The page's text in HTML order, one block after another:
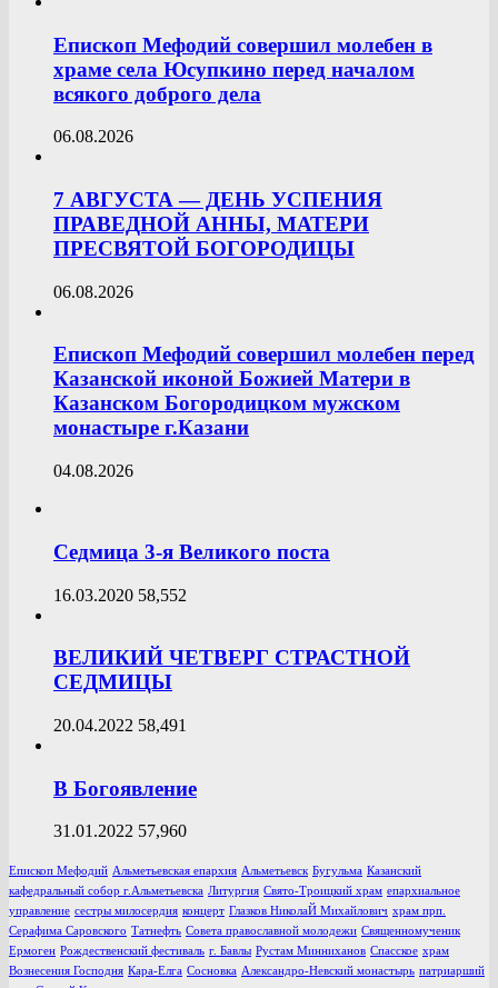
Епископ Мефодий совершил молебен в
храме села Юсупкино перед началом
всякого доброго дела
06.08.2026
7 АВГУСТА — ДЕНЬ УСПЕНИЯ
ПРАВЕДНОЙ АННЫ, МАТЕРИ
ПРЕСВЯТОЙ БОГОРОДИЦЫ
06.08.2026
Епископ Мефодий совершил молебен перед
Казанской иконой Божией Матери в
Казанском Богородицком мужском
монастыре г.Казани
04.08.2026
Седмица 3-я Великого поста
16.03.2020 58,552
ВЕЛИКИЙ ЧЕТВЕРГ СТРАСТНОЙ
СЕДМИЦЫ
20.04.2022 58,491
В Богоявление
31.01.2022 57,960
Епископ Мефодий Альметьевская епархия Альметьевск Бугульма Казанский
кафедральный собор г.Альметьевска Литургия Свято-Троицкий храм епархиальное
управление сестры милосердия концерт Глазков НиколаЙ Михайлович храм прп.
Серафима Саровского Татнефть Совета православной молодежи Священномученик
Ермоген Рождественский фестиваль г. Бавлы Рустам Минниханов Спасское храм
Вознесения Господня Кара-Елга Сосновка Александро-Невский монастырь патриарший